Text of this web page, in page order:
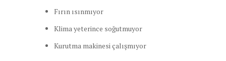
Fırın ısınmıyor
Klima yeterince soğutmuyor
Kurutma makinesi çalışmıyor